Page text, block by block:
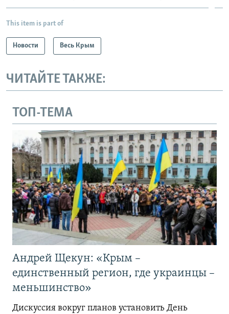
This item is part of
Новости Весь Крым
ЧИТАЙТЕ ТАКЖЕ:
ТОП-ТЕМА
Андрей Щекун: «Крым –
единственный регион, где украинцы –
меньшинство»
Дискуссия вокруг планов установить День